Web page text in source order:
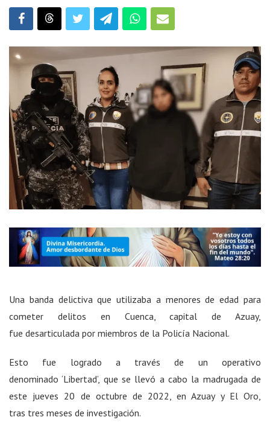
Una banda delictiva que utilizaba a menores de edad para
cometer delitos en Cuenca, capital de Azuay,
fue desarticulada por miembros de la Policía Nacional.
Esto fue logrado a través de un operativo
denominado ‘Libertad’, que se llevó a cabo la madrugada de
este jueves 20 de octubre de 2022, en Azuay y El Oro,
tras tres meses de investigación.